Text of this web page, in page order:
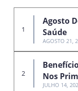
Agosto
Saúde
AGOSTO 21,
Nos
JULHO 14,